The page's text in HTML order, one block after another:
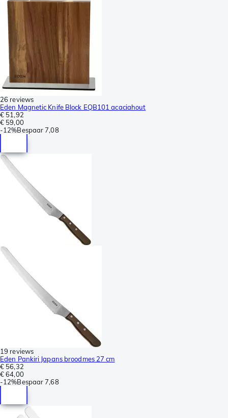
26 reviews
Eden Magnetic Knife Block EQB101 acaciahout
€ 51,92
€ 59,00
-12%Bespaar 7,08
19 reviews
Eden Pankiri Japans broodmes 27 cm
€ 56,32
€ 64,00
-12%Bespaar 7,68